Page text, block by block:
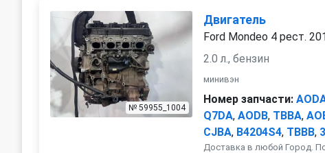
№ 59955_1004
Двигатель
Ford Mondeo 4 рест.
2.0 л., бензин
минивэн
Номер запчасти:
Q7DA,AODB, TBBA,
CJBA, B4204S4, TBBB,
Доставка в любой Город.